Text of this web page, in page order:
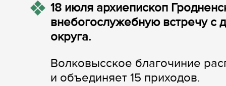
18 июля архиепископ
внебогослужебную встречу с
округа.
Волковысское благочиние
и объединяет 15 приходов.